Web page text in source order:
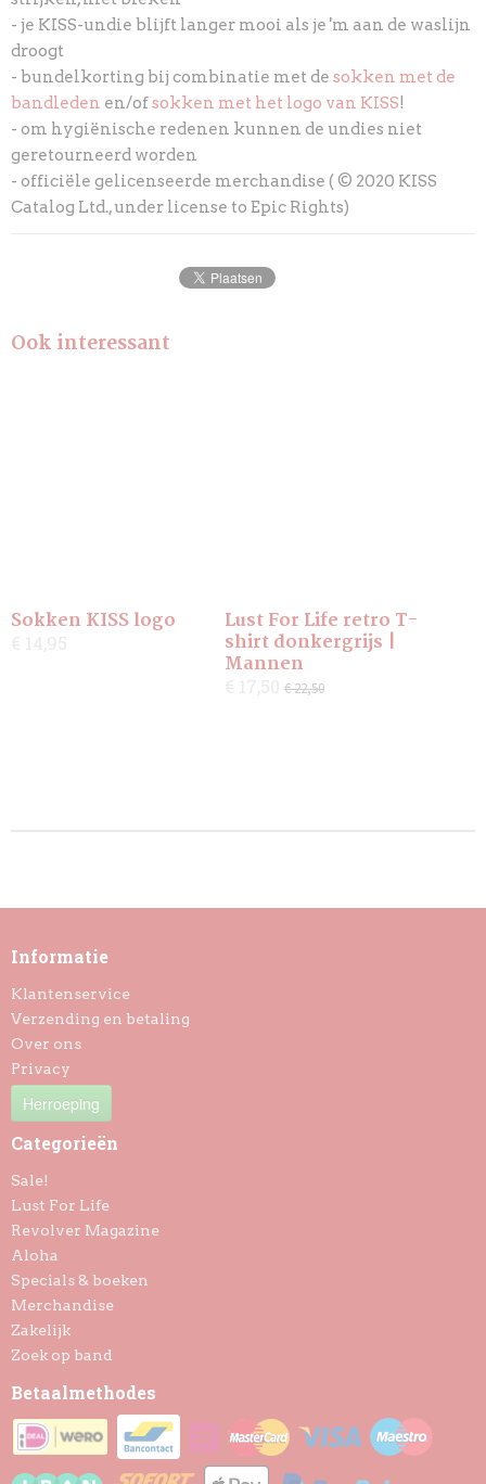
- je KISS-undie blijft langer mooi als je 'm aan de waslijn
droogt
- bundelkorting bij combinatie met de sokken met de
bandleden en/ofsokken met het logo van KISS!
- om hygiënische redenen kunnen de undies niet
geretourneerd worden
- officiële gelicenseerde merchandise ( © 2020 KISS
Catalog Ltd., under license to Epic Rights)
Ook interessant
Sokken KISS logo Lust For Life retro T-
shirt donkergrijs |
Mannen
€ 22,50
Informatie
Klantenservice
Verzending en betaling
Over ons
Privacy
Herroeping
Categorieën
Sale!
Lust For Life
Revolver Magazine
Aloha
Specials & boeken
Merchandise
Zakelijk
Zoek op band
Betaalmethodes